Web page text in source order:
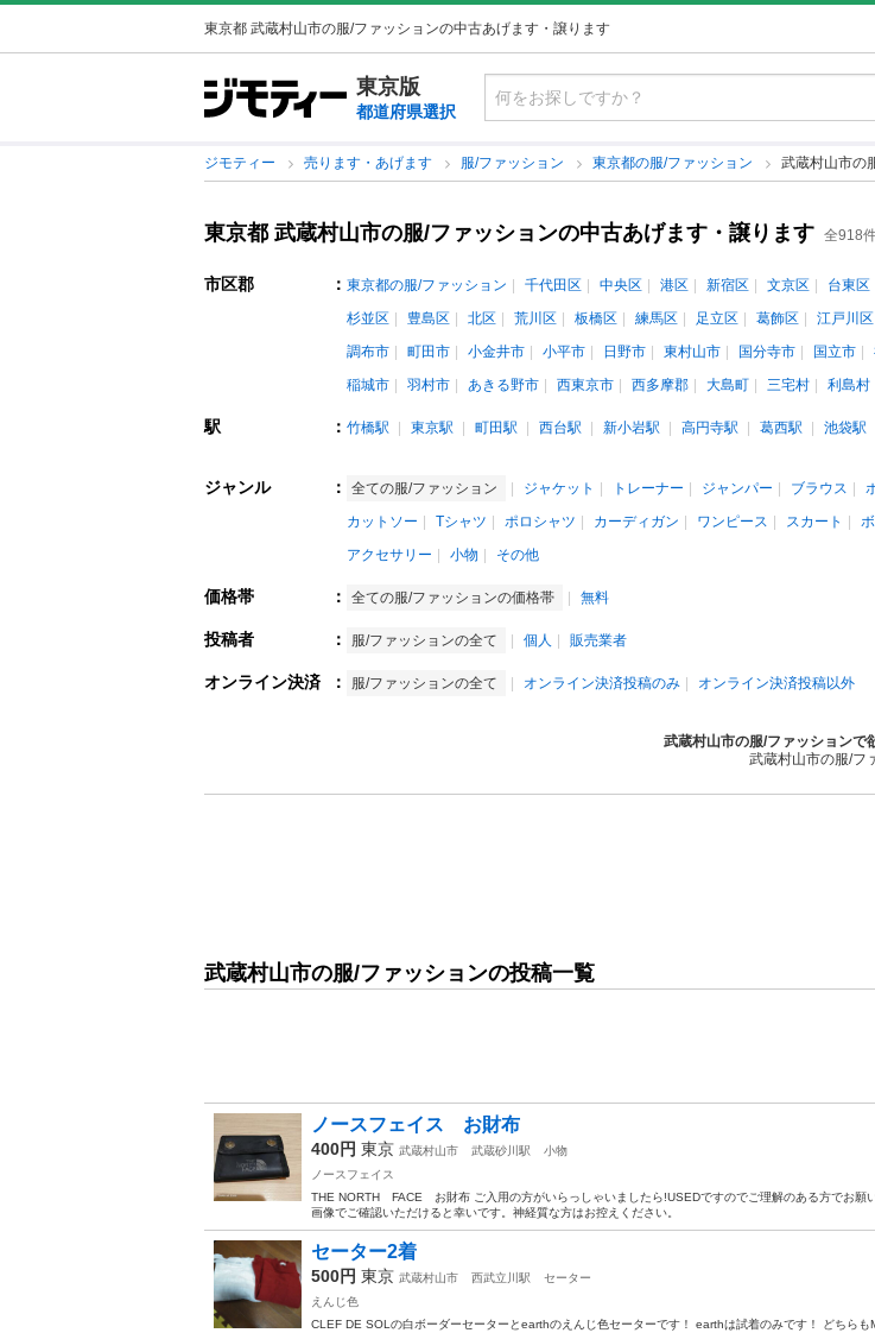
東京都 武蔵村山市の服/ファッションの中古あげます・譲ります
東京版
都道府県選択
ジモティー 売ります・あげます 服/ファッション 東京都の服/ファッション 武蔵村山市の
東京都 武蔵村山市の服/ファッションの中古あげます・譲ります 全918
市区郡 ： 東京都の服/ファッション 千代田区 中央区 港区 新宿区 文京区 台東区
杉並区
豊島区 北区 荒川区 板橋区 練馬区 足立区 葛飾区 江戸川区
調布市
町田市 小金井市 小平市 日野市 東村山市 国分寺市 国立市
稲城市
羽村市 あきる野市 西東京市 西多摩郡 大島町 三宅村 利島村
駅 ： 竹橋駅 東京駅 町田駅 西台駅 新小岩駅 高円寺駅 葛西駅 池袋駅
ジャンル ： 全ての服/ファッション ジャケット トレーナー ジャンパー ブラウス
カットソー
Tシャツ ポロシャツ カーディガン ワンピース スカート
アクセサリー
小物 その他
価格帯 ： 全ての服/ファッションの価格帯 無料
投稿者 ： 服/ファッションの全て 個人 販売業者
オンライン決済 ： 服/ファッションの全て オンライン決済投稿のみ オンライン決済投稿以外
武蔵村山市の服/ファッションで
武蔵村山市の服/フ
武蔵村山市の服/ファッションの投稿一覧
ノースフェイス お財布
400円 東京 武蔵村山市 武蔵砂川駅
小物
ノースフェイス
THE NORTH FACE お財布 ご入用の方がいらっしゃいましたら!USEDですのでご理解のある方でお願
画像でご確認いただけると幸いです。神経質な方はお控えください。
セーター2着
500円 東京 武蔵村山市 西武立川駅
セーター
えんじ色
CLEF DE SOLの白ボーダーセーターとearthのえんじ色セーターです！ earthは試着のみです！ どちらも